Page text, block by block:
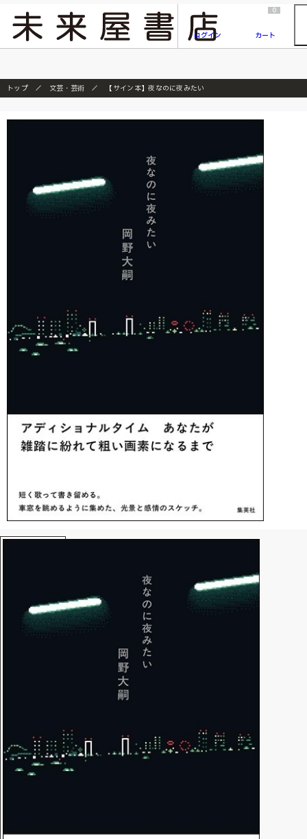
『ONE PIECE magazine 021 ONE PIECEカード付き同梱版』発売延期のご案内
ログイン
0
カート
トップ 文芸・芸術 【サイン本】夜なのに夜みたい